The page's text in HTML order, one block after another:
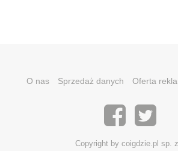
O nas Sprzedaż danych Oferta
Copyright by coigdzie.pl sp.